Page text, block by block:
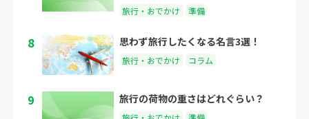
旅行・おでかけ 準備
8 思わず旅行したくなる名言3選！
旅行・おでかけ コラム
9 旅行の荷物の重さはどれぐらい？